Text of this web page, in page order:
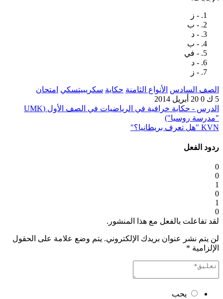
- ز
- ب
- د
- ب
- في
- د
- ز
الصف السادس الأنواع الثامنة حكاية سكريبيتسكي امتحان
5 ك
0 20 أبريل 2014
الدرس - حكاية خرافية في الرياضيات في الصف الأول (UMK
"مدرسة روسيا")
KVN "هل تعرف بريطانيا؟"
ردود الفعل
0
0
1
0
1
0
لقد تفاعلت بالفعل مع هذا المنشور.
لن يتم نشر عنوان بريدك الإلكتروني. يتم وضع علامة على الحقول
الإلزامية *
يحب